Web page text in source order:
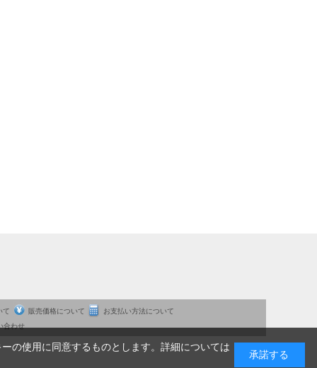
て 販売価格について
お支払い方法について
合わせ
の使用に同意するものとします。詳細については
承諾する